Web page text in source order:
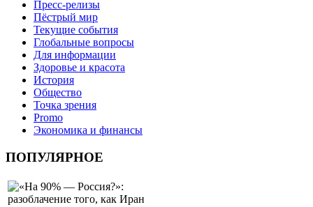
Пресс-релизы
Пёстрый мир
Текущие события
Глобальные вопросы
Для информации
Здоровье и красота
История
Общество
Точка зрения
Promo
Экономика и финансы
ПОПУЛЯРНОЕ